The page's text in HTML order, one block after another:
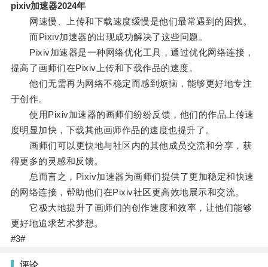
pixiv加速器2024年
网速慢、上传和下载速度缓慢是他们最常遇到的困扰。
而Pixiv加速器的出现成功解决了这些问题。
Pixiv加速器是一种网络优化工具，通过优化网络连接，
提高了画师们在Pixiv上传和下载作品的速度。
他们无需再为网络不稳定而感到烦恼，能够更好地专注
于创作。
使用Pixiv加速器的画师们纷纷反馈，他们的作品上传速
度明显加快，下载其他画师作品的速度也提升了。
画师们可以更快地与社区内的其他成员交流和分享，获
得更多的灵感和反馈。
总而言之，Pixiv加速器为画师们提供了更加稳定和快速
的网络连接，帮助他们在Pixiv社区更高效地展示和交流。
它极大地提升了画师们的创作速度和效率，让他们能够
更好地追求艺术梦想。
#3#